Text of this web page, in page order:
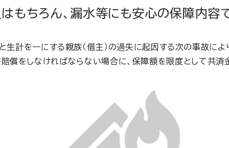
もちろん、漏水等にも安心の保障内容
生計を一にする親族（借主）の過失に起因する次の事故によ
償をしなければならない場合に、保障額を限度として共済